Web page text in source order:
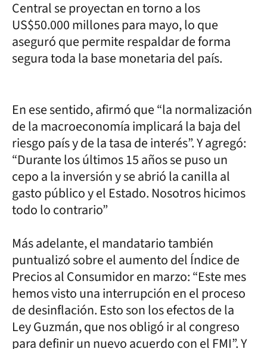
Central se proyectan en torno a los
US$50.000 millones para mayo, lo que
aseguró que permite respaldar de forma
segura toda la base monetaria del país.
En ese sentido, afirmó que “la normalización
de la macroeconomía implicará la baja del
riesgo país y de la tasa de interés”. Y agregó:
“Durante los últimos 15 años se puso un
cepo a la inversión y se abrió la canilla al
gasto público y el Estado. Nosotros hicimos
todo lo contrario”
Más adelante, el mandatario también
puntualizó sobre el aumento del Índice de
Precios al Consumidor en marzo: “Este mes
hemos visto una interrupción en el proceso
de desinflación. Esto son los efectos de la
Ley Guzmán, que nos obligó ir al congreso
para definir un nuevo acuerdo con el FMI”. Y